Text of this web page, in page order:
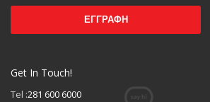
Get In Touch!
Tel :281 600 6000